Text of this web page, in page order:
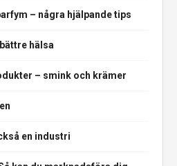
– några hjälpande tips
hälsa
– smink och krämer
en industri